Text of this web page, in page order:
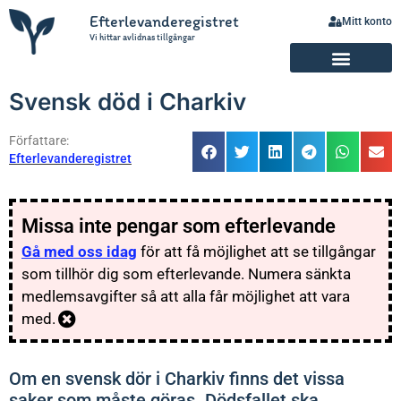
Efterlevanderegistret
Vi hittar avlidnas tillgångar
Mitt konto
Svensk död i Charkiv
Författare:
Efterlevanderegistret
Missa inte pengar som efterlevande
Gå med oss idag för att få möjlighet att se tillgångar
som tillhör dig som efterlevande. Numera sänkta
medlemsavgifter så att alla får möjlighet att vara
med.
Om en svensk dör i Charkiv finns det vissa